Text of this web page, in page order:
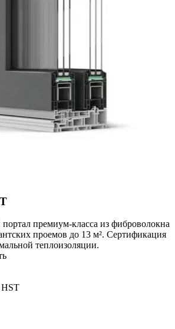
премиум-класса из фиброволокна
проемов до 13 м². Сертификация
теплоизоляции.